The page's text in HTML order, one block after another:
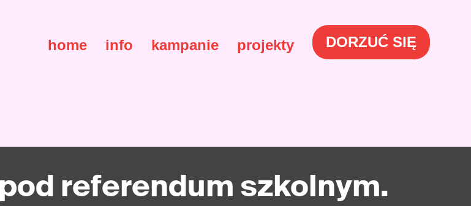
home info kampanie projekty DORZUĆ SIĘ
referendum szkolnym.